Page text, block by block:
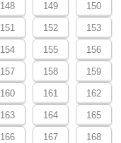
148 149 150
151 152 153
154 155 156
157 158 159
160 161 162
163 164 165
166 167 168